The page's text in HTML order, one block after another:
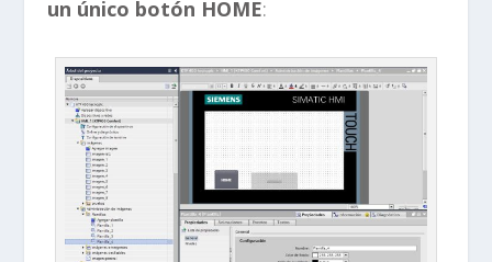
un único botón HOME: